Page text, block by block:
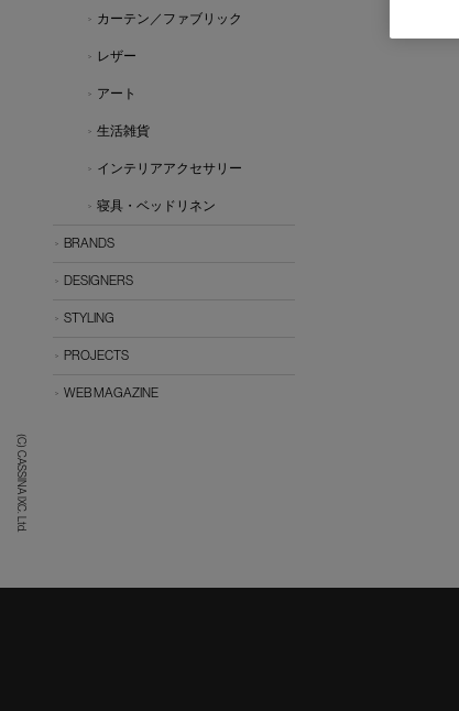
(C) CASSINA IXC. Ltd.
カーテン／ファブリック
レザー
アート
生活雑貨
インテリアアクセサリー
寝具・ベッドリネン
BRANDS
DESIGNERS
STYLING
PROJECTS
WEB MAGAZINE